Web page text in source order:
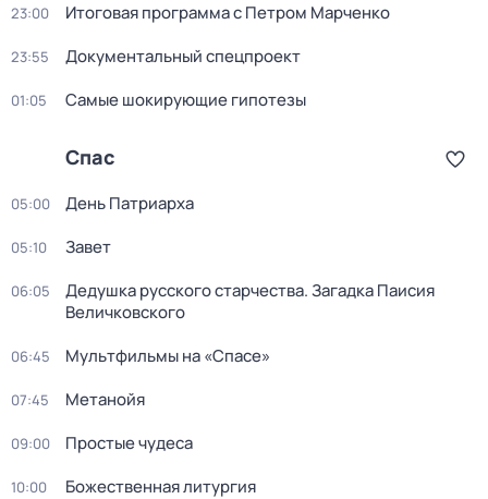
23:00 Итоговая программа с Петром Марченко
23:55 Докyментальный cпецпроект
01:05 Самые шoкиpующие гипотезы
Спас
05:00 День Патриарха
05:10 Завет
06:05
Дедушкa русского старчества. Загадка Паиcия
Величковского
06:45 Мультфильмы на «Спасе»
07:45 Метанойя
09:00 Простые чудеса
10:00 Божественная литургия